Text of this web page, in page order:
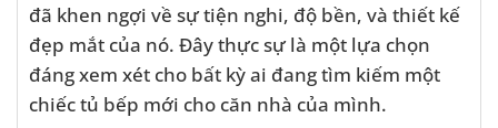
đã khen ngợi về sự tiện nghi, độ bền, và thiết kế
đẹp mắt của nó. Đây thực sự là một lựa chọn
đáng xem xét cho bất kỳ ai đang tìm kiếm một
chiếc tủ bếp mới cho căn nhà của mình.